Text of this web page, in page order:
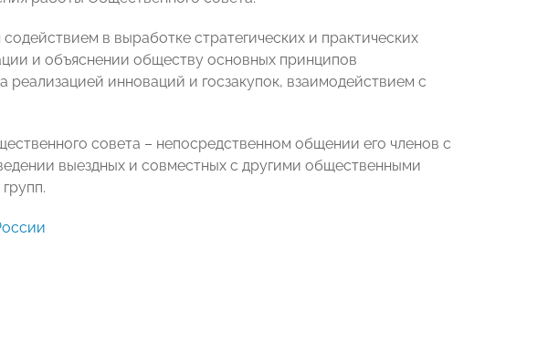
в выработке стратегических и практических
и объяснении обществу основных принципов
инноваций и госзакупок, взаимодействием с
совета – непосредственном общении его членов с
выездных и совместных с другими общественными